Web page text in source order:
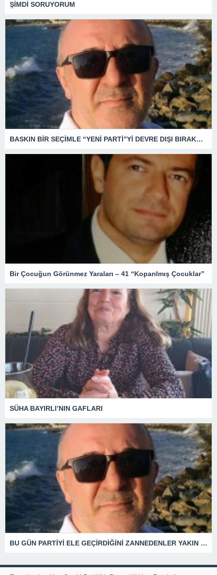
ŞİMDİ SORUYORUM
BASKIN BİR SEÇİMLE “YENİ PARTİ”Yİ DEVRE DIŞI BIRAKMAK İÇİN DÜĞMEYE Mİ BASILDI?
Bir Çocuğun Görünmez Yaraları – 41 “Koparılmış Çocuklar”
SÜHA BAYIRLI’NIN GAFLARI
BU GÜN PARTİYİ ELE GEÇİRDİĞİNİ ZANNEDENLER YAKIN BİR GELECEKTE SİYASETİN ÇÖPLÜĞÜNDE YERİNİ ALACAKTIR